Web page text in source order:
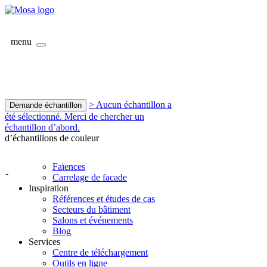
menu
Demande échantillon
> Aucun échantillon a
été sélectionné. Merci de chercher un
échantillon d’abord.
d’échantillons de couleur
-
Faïences
Carrelage de facade
Inspiration
Références et études de cas
Secteurs du bâtiment
Salons et événements
Blog
Services
Centre de téléchargement
Outils en ligne